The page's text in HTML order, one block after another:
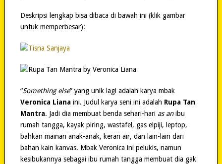
Deskripsi lengkap bisa dibaca di bawah ini (klik gambar
untuk memperbesar):
“Something else” yang unik lagi adalah karya mbak
Veronica Lianaini. Judul karya seni ini adalah Rupa Tan
Mantra. Jadi dia membuat benda sehari-hari as anibu
rumah tangga, kayak piring, wastafel, gas elpiji, leptop,
bahkan mainan anak-anak, keran air, dan lain-lain dari
bahan kain kanvas. Mbak Veronica ini pelukis, namun
kesibukannya sebagai ibu rumah tangga membuat dia gak